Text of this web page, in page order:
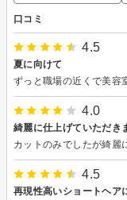
口コミ
4.5
夏に向けて
4.0
綺麗に仕上げていただき
4.5
再現性高いショートヘア